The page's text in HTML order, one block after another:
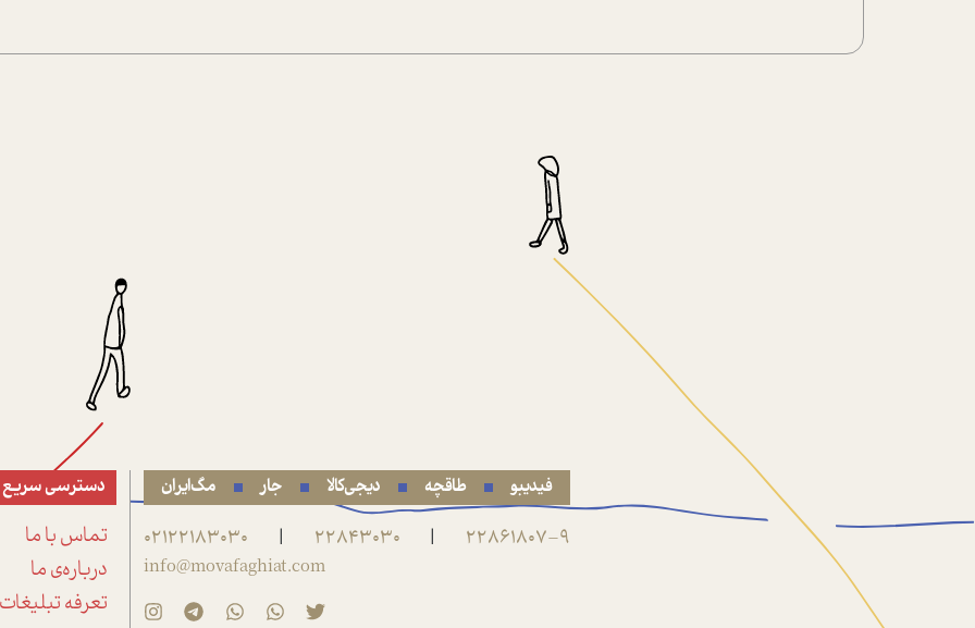
فیدیبو طاقچه دیجی‌کالا جار مگ‌ایران
22861807-9
|
22843030
|
02122183030
info@movafaghiat.com
دسترسی سریع
تماس با ما
درباره‌ی ما
تعرفه تبلیغات